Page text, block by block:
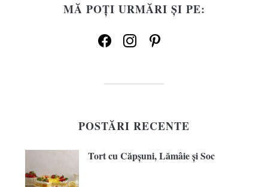
MĂ POȚI URMĂRI ȘI PE:
facebookinstagrampinterest
POSTĂRI RECENTE
Tort cu Căpșuni, Lămâie și Soc